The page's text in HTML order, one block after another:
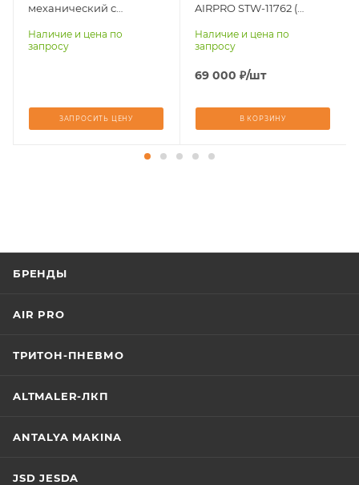
механический с
настройкой момента
AIRPRO STW-338DG
Наличие и цена по
запросу
ЗАПРОСИТЬ ЦЕНУ
AIRPRO STW-11762 (
вых.=1500N*m;
Пер.число 1:4,3;
Коэф.усиления1:3,8)
Наличие и цена по
запросу
69 000 ₽/шт
В КОРЗИНУ
БРЕНДЫ
AIR PRO
ТРИТОН-ПНЕВМО
ALTMALER-ЛКП
ANTALYA MAKINA
JSD JESDA